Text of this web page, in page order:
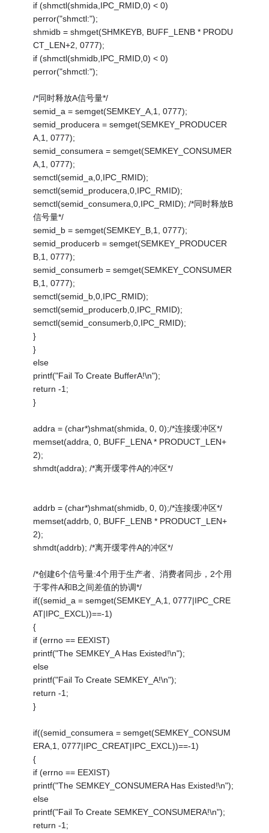
if (shmctl(shmida,IPC_RMID,0) < 0)
perror("shmctl:");
shmidb = shmget(SHMKEYB, BUFF_LENB * PRODU
CT_LEN+2, 0777);
if (shmctl(shmidb,IPC_RMID,0) < 0)
perror("shmctl:");
/*同时释放A信号量*/
semid_a = semget(SEMKEY_A,1, 0777);
semid_producera = semget(SEMKEY_PRODUCER
A,1, 0777);
semid_consumera = semget(SEMKEY_CONSUMER
A,1, 0777);
semctl(semid_a,0,IPC_RMID);
semctl(semid_producera,0,IPC_RMID);
semctl(semid_consumera,0,IPC_RMID); /*同时释放B
信号量*/
semid_b = semget(SEMKEY_B,1, 0777);
semid_producerb = semget(SEMKEY_PRODUCER
B,1, 0777);
semid_consumerb = semget(SEMKEY_CONSUMER
B,1, 0777);
semctl(semid_b,0,IPC_RMID);
semctl(semid_producerb,0,IPC_RMID);
semctl(semid_consumerb,0,IPC_RMID);
}
}
else
printf("Fail To Create BufferA!\n");
return -1;
}
addra = (char*)shmat(shmida, 0, 0);/*连接缓冲区*/
memset(addra, 0, BUFF_LENA * PRODUCT_LEN+
2);
shmdt(addra); /*离开缓零件A的冲区*/
addrb = (char*)shmat(shmidb, 0, 0);/*连接缓冲区*/
memset(addrb, 0, BUFF_LENB * PRODUCT_LEN+
2);
shmdt(addrb); /*离开缓零件A的冲区*/
/*创建6个信号量:4个用于生产者、消费者同步，2个用
于零件A和B之间差值的协调*/
if((semid_a = semget(SEMKEY_A,1, 0777|IPC_CRE
AT|IPC_EXCL))==-1)
{
if (errno == EEXIST)
printf("The SEMKEY_A Has Existed!\n");
else
printf("Fail To Create SEMKEY_A!\n");
return -1;
}
if((semid_consumera = semget(SEMKEY_CONSUM
ERA,1, 0777|IPC_CREAT|IPC_EXCL))==-1)
{
if (errno == EEXIST)
printf("The SEMKEY_CONSUMERA Has Existed!\n");
else
printf("Fail To Create SEMKEY_CONSUMERA!\n");
return -1;